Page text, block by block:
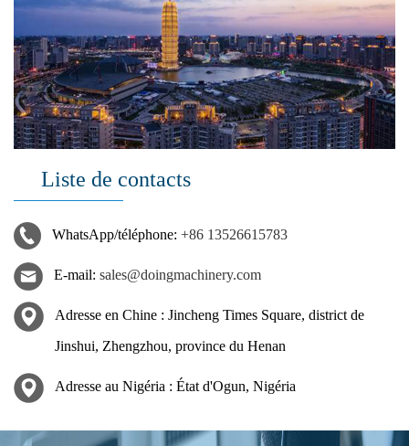
Liste de contacts
WhatsApp/téléphone: +86 13526615783
E-mail: sales@doingmachinery.com
Adresse en Chine : Jincheng Times Square, district de
Jinshui, Zhengzhou, province du Henan
Adresse au Nigéria : État d'Ogun, Nigéria